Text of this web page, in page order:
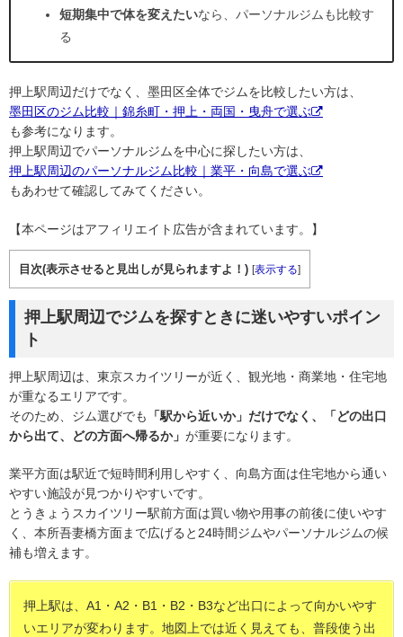
短期集中で体を変えたいなら、パーソナルジムも比較す
る
押上駅周辺だけでなく、墨田区全体でジムを比較したい方は、
墨田区のジム比較｜錦糸町・押上・両国・曳舟で選ぶ
も参考になります。
押上駅周辺でパーソナルジムを中心に探したい方は、
押上駅周辺のパーソナルジム比較｜業平・向島で選ぶ
もあわせて確認してみてください。
【本ページはアフィリエイト広告が含まれています。】
目次(表示させると見出しが見られますよ！) [表示する]
押上駅周辺でジムを探すときに迷いやすいポイン
ト
押上駅周辺は、東京スカイツリーが近く、観光地・商業地・住宅地
が重なるエリアです。
そのため、ジム選びでも
「駅から近いか」だけでなく、「どの出口
から出て、どの方面へ帰るか」 が重要になります。
業平方面は駅近で短時間利用しやすく、向島方面は住宅地から通い
やすい施設が見つかりやすいです。
とうきょうスカイツリー駅前方面は買い物や用事の前後に使いやす
く、本所吾妻橋方面まで広げると24時間ジムやパーソナルジムの候
補も増えます。
押上駅は、A1・A2・B1・B2・B3など出口によって向かいやす
いエリアが変わります。地図上では近く見えても、普段使う出